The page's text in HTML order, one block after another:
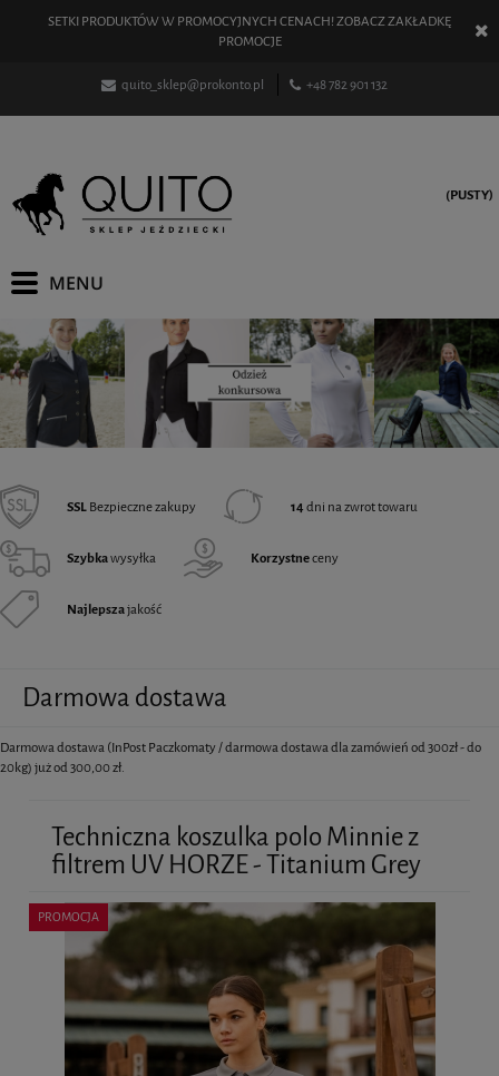
SETKI PRODUKTÓW W PROMOCYJNYCH CENACH! ZOBACZ ZAKŁADKĘ
PROMOCJE
quito_sklep@prokonto.pl +48 782 901 132
(PUSTY)
SSLBezpieczne zakupy 14dni na zwrot towaru
Szybkawysyłka Korzystneceny
Najlepszajakość
Darmowa dostawa
Darmowa dostawa (InPost Paczkomaty / darmowa dostawa dla zamówień od 300zł - do
20kg) już od 300,00 zł.
Techniczna koszulka polo Minnie z
filtrem UV HORZE - Titanium Grey
PROMOCJA